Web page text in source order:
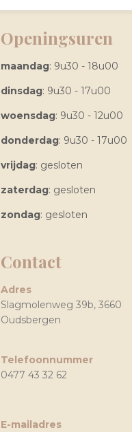
Openingsuren
maandag: 9u30 - 18u00
dinsdag: 9u30 - 17u00
woensdag: 9u30 - 12u00
donderdag: 9u30 - 17u00
vrijdag: gesloten
zaterdag: gesloten
zondag: gesloten
Contact
Adres
Slagmolenweg 39b, 3660
Oudsbergen
Telefoonnummer
0477 43 32 62
E-mailadres